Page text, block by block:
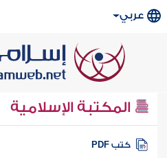
عربي
المكتبة الإسلامية